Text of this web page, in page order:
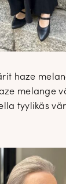
haze
melange
tyylikäs